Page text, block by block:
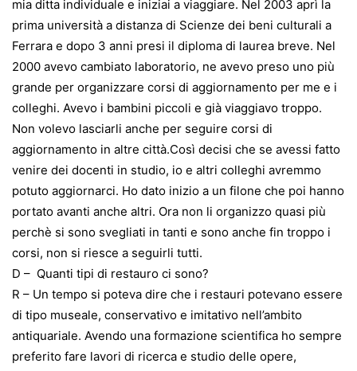
mia ditta individuale e iniziai a viaggiare. Nel 2003 aprì la
prima università a distanza di Scienze dei beni culturali a
Ferrara e dopo 3 anni presi il diploma di laurea breve. Nel
2000 avevo cambiato laboratorio, ne avevo preso uno più
grande per organizzare corsi di aggiornamento per me e i
colleghi. Avevo i bambini piccoli e già viaggiavo troppo.
Non volevo lasciarli anche per seguire corsi di
aggiornamento in altre città.Così decisi che se avessi fatto
venire dei docenti in studio, io e altri colleghi avremmo
potuto aggiornarci. Ho dato inizio a un filone che poi hanno
portato avanti anche altri. Ora non li organizzo quasi più
perchè si sono svegliati in tanti e sono anche fin troppo i
corsi, non si riesce a seguirli tutti.
D – Quanti tipi di restauro ci sono?
R – Un tempo si poteva dire che i restauri potevano essere
di tipo museale, conservativo e imitativo nell’ambito
antiquariale. Avendo una formazione scientifica ho sempre
preferito fare lavori di ricerca e studio delle opere,